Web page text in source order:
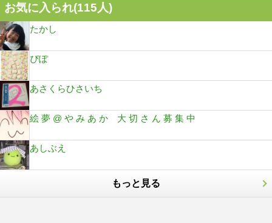
お気に入られ(115人)
たかし
ぴぽ
あさくらひさいち
絵 夢 @ や み あ か 大 切 さ ん 募 集 中
あしぶえ
もっと見る